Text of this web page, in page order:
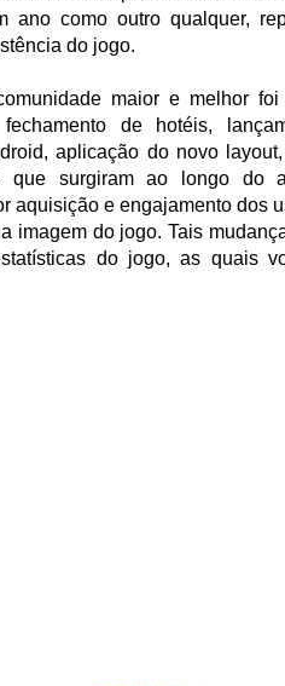
ano como outro qualquer,
do jogo.
maior e melhor foi
de hotéis,
aplicação do novo
que surgiram ao longo do
aquisição e engajamento dos
imagem do jogo. Tais
do jogo, as quais